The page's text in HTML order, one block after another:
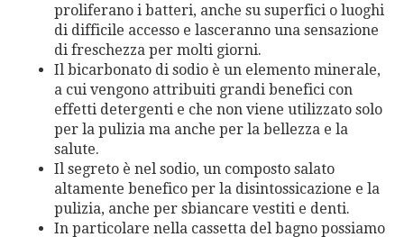
proliferano i batteri, anche su superfici o luoghi
di difficile accesso e lasceranno una sensazione
di freschezza per molti giorni.
Il bicarbonato di sodio è un elemento minerale,
a cui vengono attribuiti grandi benefici con
effetti detergenti e che non viene utilizzato solo
per la pulizia ma anche per la bellezza e la
salute.
Il segreto è nel sodio, un composto salato
altamente benefico per la disintossicazione e la
pulizia, anche per sbiancare vestiti e denti.
In particolare nella cassetta del bagno possiamo